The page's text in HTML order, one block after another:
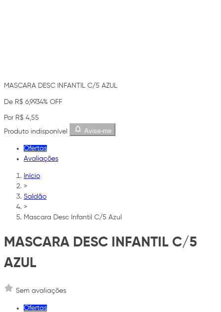
MASCARA DESC INFANTIL C/5 AZUL
De R$ 6,9934% OFF
Por R$ 4,55
Produto indisponível
Avise-me
Ofertas
Avaliações
Início
>
Saldão
>
Mascara Desc Infantil C/5 Azul
MASCARA DESC INFANTIL C/5
AZUL
Sem avaliações
Ofertas